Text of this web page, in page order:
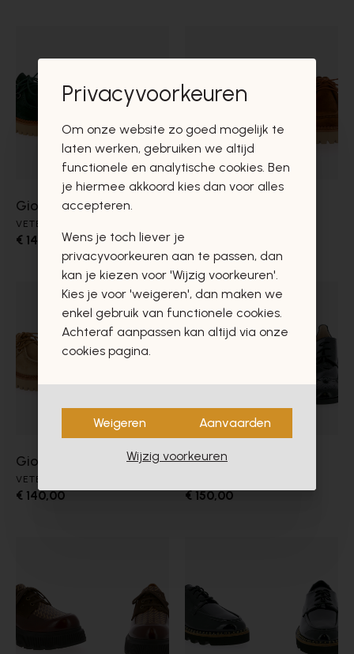
Gioia
VETERSCHOENEN
€ 140,00
Gioia
VETERSCHOENEN
€ 140,00
Hispanitas
€ 150,00
Privacyvoorkeuren
Om onze website zo goed mogelijk te
laten werken, gebruiken we altijd
functionele en analytische cookies. Ben
je hiermee akkoord kies dan voor alles
accepteren.
Wens je toch liever je
privacyvoorkeuren aan te passen, dan
kan je kiezen voor 'Wijzig voorkeuren'.
Kies je voor 'weigeren', dan maken we
enkel gebruik van functionele cookies.
Achteraf aanpassen kan altijd via onze
cookies pagina.
Weigeren Aanvaarden
Wijzig voorkeuren